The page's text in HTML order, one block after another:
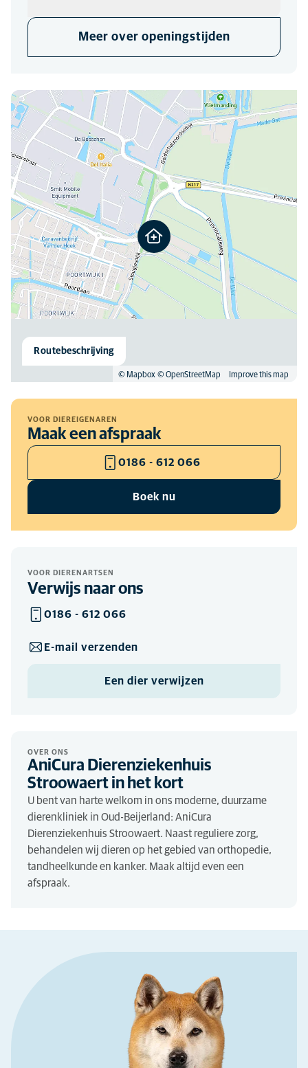
10:00-12:00
Meer over openingstijden
U kunt ons hier vinden
© Mapbox © OpenStreetMap Improve this map
Routebeschrijving
VOOR DIEREIGENAREN
Maak een afspraak
0186 - 612 066
Boek nu
VOOR DIERENARTSEN
Verwijs naar ons
0186 - 612 066
E-mail verzenden
Een dier verwijzen
OVER ONS
AniCura Dierenziekenhuis
Stroowaert in het kort
U bent van harte welkom in ons moderne, duurzame
dierenkliniek in Oud-Beijerland: AniCura
Dierenziekenhuis Stroowaert. Naast reguliere zorg,
behandelen wij dieren op het gebied van orthopedie,
tandheelkunde en kanker. Maak altijd even een
afspraak.